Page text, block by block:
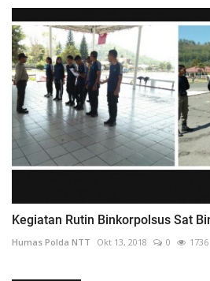
Kegiatan Rutin Binkorpolsus Sat
Humas Polda NTT Okt 13, 2018 0 1736